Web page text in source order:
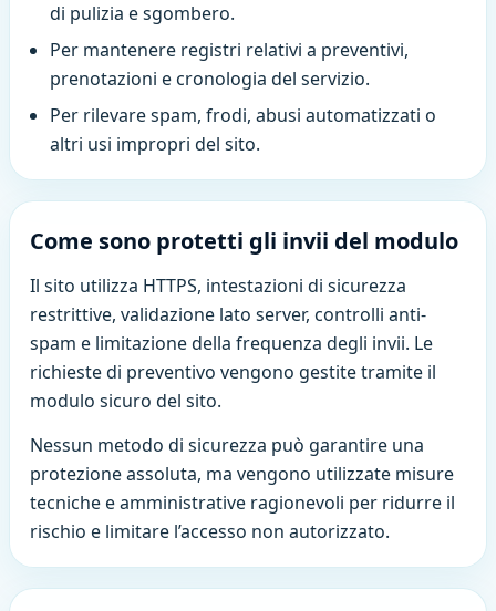
di pulizia e sgombero.
Per mantenere registri relativi a preventivi,
prenotazioni e cronologia del servizio.
Per rilevare spam, frodi, abusi automatizzati o
altri usi impropri del sito.
Come sono protetti gli invii del modulo
Il sito utilizza HTTPS, intestazioni di sicurezza
restrittive, validazione lato server, controlli anti-
spam e limitazione della frequenza degli invii. Le
richieste di preventivo vengono gestite tramite il
modulo sicuro del sito.
Nessun metodo di sicurezza può garantire una
protezione assoluta, ma vengono utilizzate misure
tecniche e amministrative ragionevoli per ridurre il
rischio e limitare l’accesso non autorizzato.